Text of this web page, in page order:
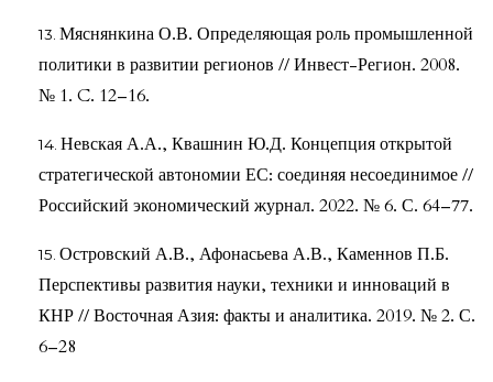
Мяснянкина О.В. Определяющая роль промышленной
политики в развитии регионов // Инвест-Регион. 2008.
№ 1. C. 12–16.
Невская А.А., Квашнин Ю.Д. Концепция открытой
стратегической автономии ЕС: соединяя несоединимое //
Российский экономический журнал. 2022. № 6. С. 64–77.
Островский А.В., Афонасьева А.В., Каменнов П.Б.
Перспективы развития науки, техники и инноваций в
КНР // Восточная Азия: факты и аналитика. 2019. № 2. С.
6–28